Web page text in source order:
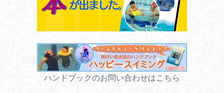
ハンドブックのお問い合わせはこちら